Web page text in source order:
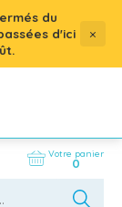
du
d'ici
×
Votre panier
0